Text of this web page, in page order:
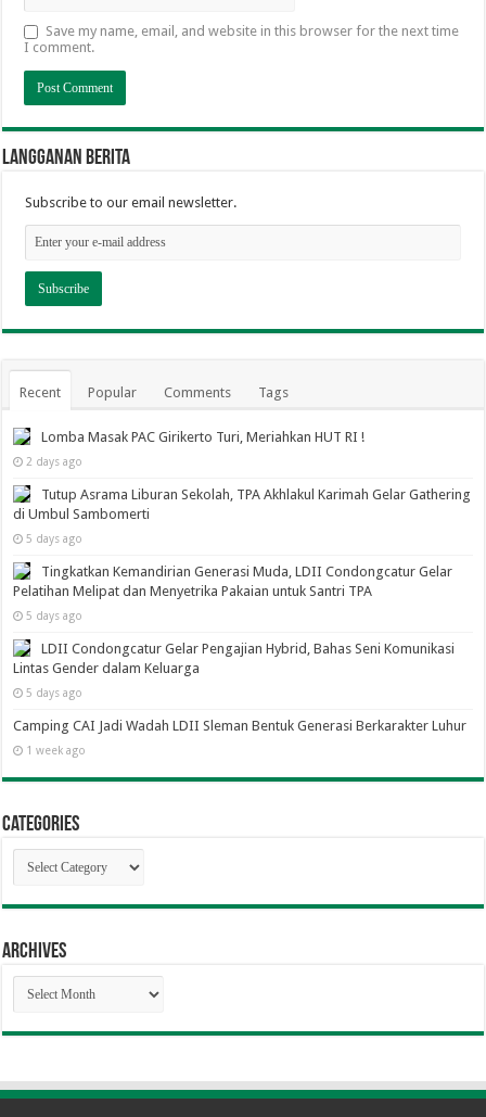
Save my name, email, and website in this browser for the next time
I comment.
Langganan berita
Subscribe to our email newsletter.
Recent Popular Comments Tags
Lomba Masak PAC Girikerto Turi, Meriahkan HUT RI !
2 days ago
Tutup Asrama Liburan Sekolah, TPA Akhlakul Karimah Gelar Gathering
di Umbul Sambomerti
5 days ago
Tingkatkan Kemandirian Generasi Muda, LDII Condongcatur Gelar
Pelatihan Melipat dan Menyetrika Pakaian untuk Santri TPA
5 days ago
LDII Condongcatur Gelar Pengajian Hybrid, Bahas Seni Komunikasi
Lintas Gender dalam Keluarga
5 days ago
Camping CAI Jadi Wadah LDII Sleman Bentuk Generasi Berkarakter Luhur
1 week ago
Categories
Categories
Archives
Archives